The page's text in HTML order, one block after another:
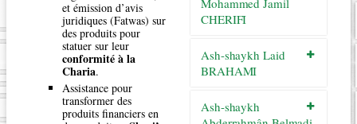
et émission d’avis
juridiques (Fatwas) sur
des produits pour
statuer sur leur
conformité à la
Charia.
Assistance pour
transformer des
produits financiers en
Mohammed Jamil
CHERIFI
Ash-shaykh Laid
BRAHAMI
Ash-shaykh